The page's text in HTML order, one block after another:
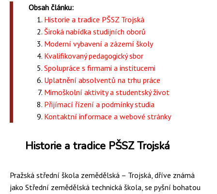
Obsah článku:
Historie a tradice PŠSZ Trojská
Široká nabídka studijních oborů
Moderní vybavení a zázemí školy
Kvalifikovaný pedagogický sbor
Spolupráce s firmami a institucemi
Uplatnění absolventů na trhu práce
Mimoškolní aktivity a studentský život
Přijímací řízení a podmínky studia
Kontaktní informace a webové stránky
Historie a tradice PŠSZ Trojská
Pražská střední škola zemědělská – Trojská, dříve známá
jako Střední zemědělská technická škola, se pyšní bohatou